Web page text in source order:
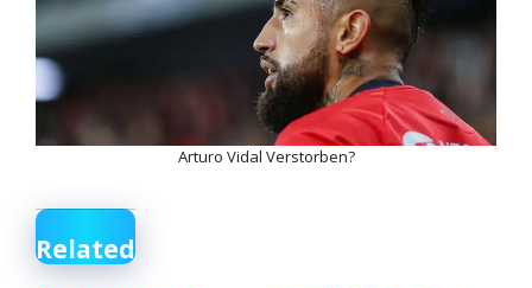
Arturo Vidal Verstorben?
Related